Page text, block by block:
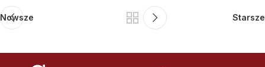
Nowsze Starsze